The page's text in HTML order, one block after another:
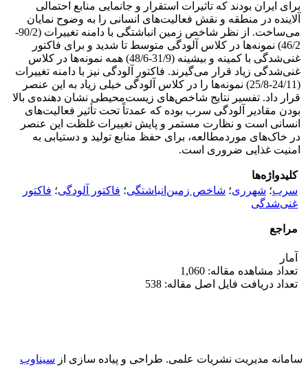
برای ایران بودند که تاثیرات استقرار و جانمایی منابع احتمالی
آلاینده در منطقه و نقش فعالیت‌های انسانی را به وضوح نمایان
می‌ساخت. از نظر شاخص زمین انباشتگی با دامنه تغییرات (90/2-
46/2) نمونه‌ها در کلاس آلودگی متوسط تا شدید و برای فاکتور
غنی‌شدگی با کمینه و بیشینه (31/9-48/6) همه نمونه‌ها در کلاس
غنی‌شدگی زیاد قرار می‌گیرند. فاکتور آلودگی نیز با دامنه تغییرات
(24/11-25/8) نمونه‌ها را در کلاس آلودگی خیلی زیاد به این عنصر
قرار داد. تفسیر نتایج شاخص‌های زیست‌محیطی نشان دهنده‌ی بالا
بودن مقادیر آلودگی سرب بوده که عمدتاً تحت تأثیر فعالیت‌های
انسانی است و نظارت مستمر و پایش تغییرات غلظت این عنصر
در خاک‌های موردمطالعه، برای حفظ منابع تولید و دستیابی به
امنیت غذایی ضروری است.
کلیدواژه‌ها
سرب؛ شهرری؛ شاخص زمین‌انباشتگی؛ فاکتور آلودگی؛ فاکتور
غنی‌شدگی
مراجع
آمار
تعداد مشاهده مقاله: 1,060
تعداد دریافت فایل اصل مقاله: 538
سامانه مدیریت نشریات علمی. طراحی و پیاده سازی از سیناوب